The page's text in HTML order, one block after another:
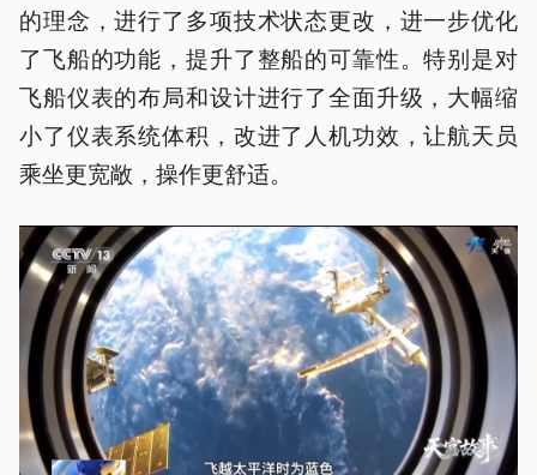
的理念，进行了多项技术状态更改，进一步优化
了飞船的功能，提升了整船的可靠性。特别是对
飞船仪表的布局和设计进行了全面升级，大幅缩
小了仪表系统体积，改进了人机功效，让航天员
乘坐更宽敞，操作更舒适。